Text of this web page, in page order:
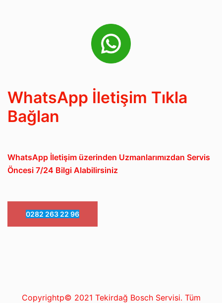
WhatsApp İletişim Tıkla
Bağlan
WhatsApp İletişim üzerinden Uzmanlarımızdan Servis
Öncesi 7/24 Bilgi Alabilirsiniz
0282 263 22 96
Copyrightp© 2021 Tekirdağ Bosch Servisi. Tüm